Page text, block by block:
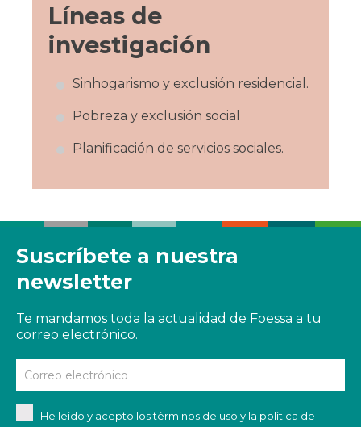
Líneas de
investigación
Sinhogarismo y exclusión residencial.
Pobreza y exclusión social
Planificación de servicios sociales.
Suscríbete a nuestra
newsletter
Te mandamos toda la actualidad de Foessa a tu
correo electrónico.
He leído y acepto lostérminos de uso y la política de